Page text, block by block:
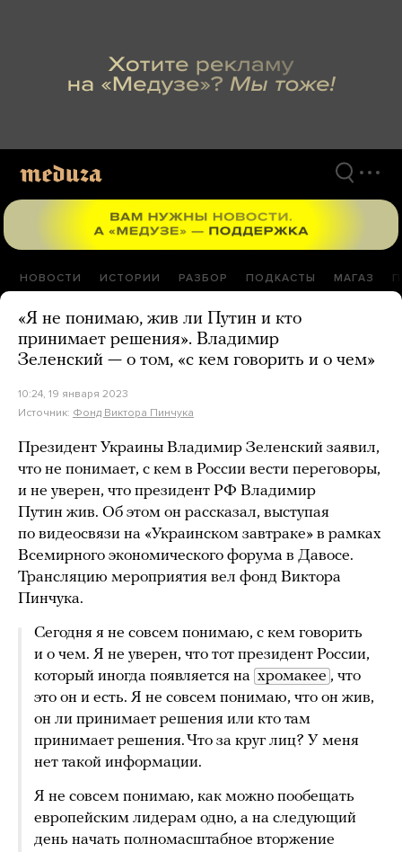
НОВОСТИ ИСТОРИИ РАЗБОР ПОДКАСТЫ МАГАЗ
«Я не понимаю, жив ли Путин и кто
принимает решения». Владимир
Зеленский — о том, «с кем говорить и о чем»
10:24, 19 января 2023
Источник: Фонд Виктора Пинчука
Президент Украины Владимир Зеленский заявил,
что не понимает, с кем в России вести переговоры,
и не уверен, что президент РФ Владимир
Путин жив. Об этом он рассказал, выступая
по видеосвязи на «Украинском завтраке» в рамках
Всемирного экономического форума в Давосе.
Трансляцию мероприятия вел фонд Виктора
Пинчука.
Сегодня я не совсем понимаю, с кем говорить
и о чем. Я не уверен, что тот президент России,
который иногда появляется на хромакее , что
это он и есть. Я не совсем понимаю, что он жив,
он ли принимает решения или кто там
принимает решения. Что за круг лиц? У меня
нет такой информации.
Я не совсем понимаю, как можно пообещать
европейским лидерам одно, а на следующий
день начать полномасштабное вторжение